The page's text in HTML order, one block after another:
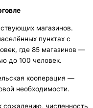
магазинов.
пунктах с
где 85 магазинов —
до 100 человек.
кооперация —
необходимости.
сожалению, численность